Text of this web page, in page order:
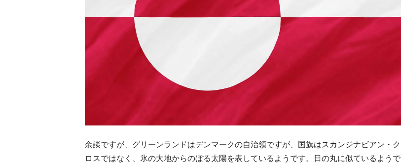
余談ですが、グリーンランドはデンマークの自治領ですが、国旗はスカンジナビアン・ク
ロスではなく、氷の大地からのぼる太陽を表しているようです。日の丸に似ているようで